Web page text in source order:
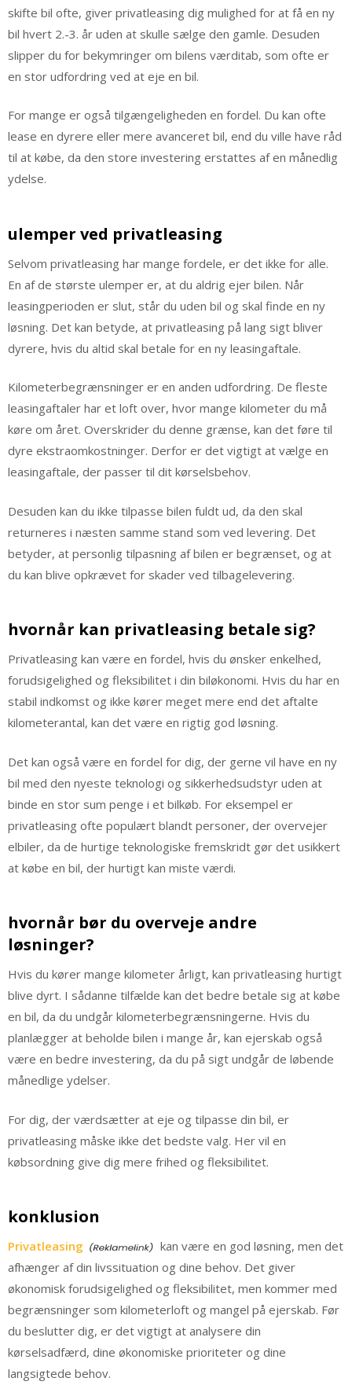
skifte bil ofte, giver privatleasing dig mulighed for at få en ny
bil hvert 2.-3. år uden at skulle sælge den gamle. Desuden
slipper du for bekymringer om bilens værditab, som ofte er
en stor udfordring ved at eje en bil.
For mange er også tilgængeligheden en fordel. Du kan ofte
lease en dyrere eller mere avanceret bil, end du ville have råd
til at købe, da den store investering erstattes af en månedlig
ydelse.
ulemper ved privatleasing
Selvom privatleasing har mange fordele, er det ikke for alle.
En af de største ulemper er, at du aldrig ejer bilen. Når
leasingperioden er slut, står du uden bil og skal finde en ny
løsning. Det kan betyde, at privatleasing på lang sigt bliver
dyrere, hvis du altid skal betale for en ny leasingaftale.
Kilometerbegrænsninger er en anden udfordring. De fleste
leasingaftaler har et loft over, hvor mange kilometer du må
køre om året. Overskrider du denne grænse, kan det føre til
dyre ekstraomkostninger. Derfor er det vigtigt at vælge en
leasingaftale, der passer til dit kørselsbehov.
Desuden kan du ikke tilpasse bilen fuldt ud, da den skal
returneres i næsten samme stand som ved levering. Det
betyder, at personlig tilpasning af bilen er begrænset, og at
du kan blive opkrævet for skader ved tilbagelevering.
hvornår kan privatleasing betale sig?
Privatleasing kan være en fordel, hvis du ønsker enkelhed,
forudsigelighed og fleksibilitet i din biløkonomi. Hvis du har en
stabil indkomst og ikke kører meget mere end det aftalte
kilometerantal, kan det være en rigtig god løsning.
Det kan også være en fordel for dig, der gerne vil have en ny
bil med den nyeste teknologi og sikkerhedsudstyr uden at
binde en stor sum penge i et bilkøb. For eksempel er
privatleasing ofte populært blandt personer, der overvejer
elbiler, da de hurtige teknologiske fremskridt gør det usikkert
at købe en bil, der hurtigt kan miste værdi.
hvornår bør du overveje andre
løsninger?
Hvis du kører mange kilometer årligt, kan privatleasing hurtigt
blive dyrt. I sådanne tilfælde kan det bedre betale sig at købe
en bil, da du undgår kilometerbegrænsningerne. Hvis du
planlægger at beholde bilen i mange år, kan ejerskab også
være en bedre investering, da du på sigt undgår de løbende
månedlige ydelser.
For dig, der værdsætter at eje og tilpasse din bil, er
privatleasing måske ikke det bedste valg. Her vil en
købsordning give dig mere frihed og fleksibilitet.
konklusion
Privatleasing
kan være en god løsning, men det
afhænger af din livssituation og dine behov. Det giver
økonomisk forudsigelighed og fleksibilitet, men kommer med
begrænsninger som kilometerloft og mangel på ejerskab. Før
du beslutter dig, er det vigtigt at analysere din
kørselsadfærd, dine økonomiske prioriteter og dine
langsigtede behov.